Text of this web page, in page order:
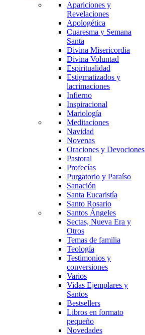
Apariciones y
Revelaciones
Apologética
Cuaresma y Semana
Santa
Divina Misericordia
Divina Voluntad
Espiritualidad
Estigmatizados y
lacrimaciones
Infierno
Inspiracional
Mariología
Meditaciones
Navidad
Novenas
Oraciones y Devociones
Pastoral
Profecías
Purgatorio y Paraíso
Sanación
Santa Eucaristía
Santo Rosario
Santos Ángeles
Sectas, Nueva Era y
Otros
Temas de familia
Teología
Testimonios y
conversiones
Varios
Vidas Ejemplares y
Santos
Bestsellers
Libros en formato
pequeño
Novedades